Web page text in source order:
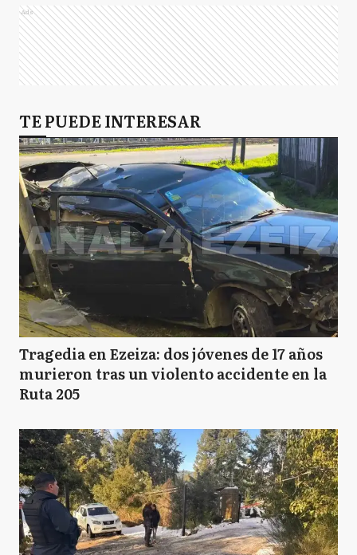
Ads
TE PUEDE INTERESAR
Tragedia en Ezeiza: dos jóvenes de 17 años
murieron tras un violento accidente en la
Ruta 205